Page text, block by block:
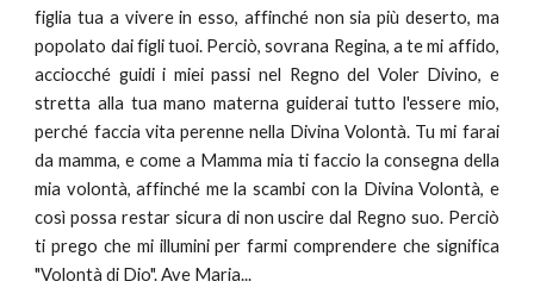
figlia tua a vivere in esso, affinché non sia più deserto, ma
popolato dai figli tuoi. Perciò, sovrana Regina, a te mi affido,
acciocché guidi i miei passi nel Regno del Voler Divino, e
stretta alla tua mano materna guiderai tutto l'essere mio,
perché faccia vita perenne nella Divina Volontà. Tu mi farai
da mamma, e come a Mamma mia ti faccio la consegna della
mia volontà, affinché me la scambi con la Divina Volontà, e
così possa restar sicura di non uscire dal Regno suo. Perciò
ti prego che mi illumini per farmi comprendere che significa
"Volontà di Dio". Ave Maria...